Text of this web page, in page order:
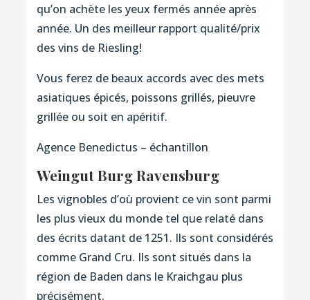
qu’on achète les yeux fermés année après
année. Un des meilleur rapport qualité/prix
des vins de Riesling!
Vous ferez de beaux accords avec des mets
asiatiques épicés, poissons grillés, pieuvre
grillée ou soit en apéritif.
Agence Benedictus – échantillon
Weingut Burg Ravensburg
Les vignobles d’où provient ce vin sont parmi
les plus vieux du monde tel que relaté dans
des écrits datant de 1251. Ils sont considérés
comme Grand Cru. Ils sont situés dans la
région de Baden dans le Kraichgau plus
précisément.